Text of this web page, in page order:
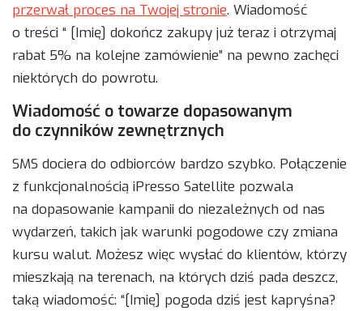
przerwał proces na Twojej stronie. Wiadomość
o treści “ [Imię] dokończ zakupy już teraz i otrzymaj
rabat 5% na kolejne zamówienie” na pewno zachęci
niektórych do powrotu.
Wiadomość o towarze dopasowanym
do czynników zewnętrznych
SMS dociera do odbiorców bardzo szybko. Połączenie
z funkcjonalnością iPresso Satellite pozwala
na dopasowanie kampanii do niezależnych od nas
wydarzeń, takich jak warunki pogodowe czy zmiana
kursu walut. Możesz więc wysłać do klientów, którzy
mieszkają na terenach, na których dziś pada deszcz,
taką wiadomość: “[Imię] pogoda dziś jest kapryśna?